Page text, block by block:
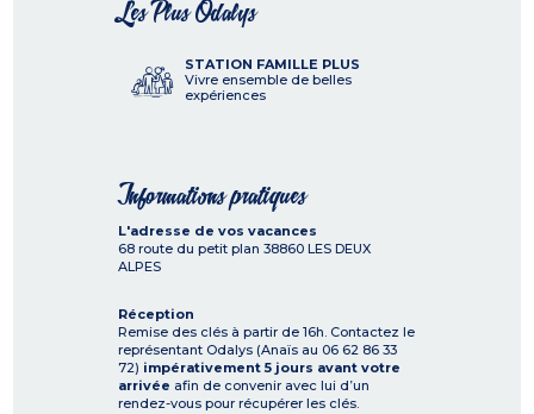
Les Plus Odalys
STATION FAMILLE PLUS
Vivre ensemble de belles
expériences
Informations pratiques
L'adresse de vos vacances
68 route du petit plan 38860 LES DEUX
ALPES
Réception
Remise des clés à partir de 16h. Contactez le
représentant Odalys (Anaïs au 06 62 86 33
72) impérativement 5 jours avant votre
arrivée afin de convenir avec lui d’un
rendez-vous pour récupérer les clés.